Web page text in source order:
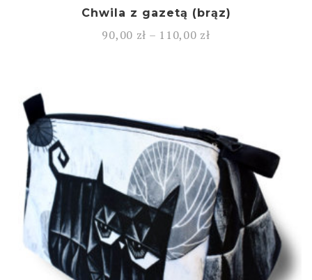
Chwila z gazetą (brąz)
90,00 zł – 110,00 zł